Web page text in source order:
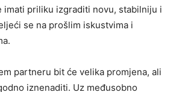
imati priliku izgraditi novu, stabilniju i
se na prošlim iskustvima i
partneru bit će velika promjena, ali
iznenaditi. Uz međusobno